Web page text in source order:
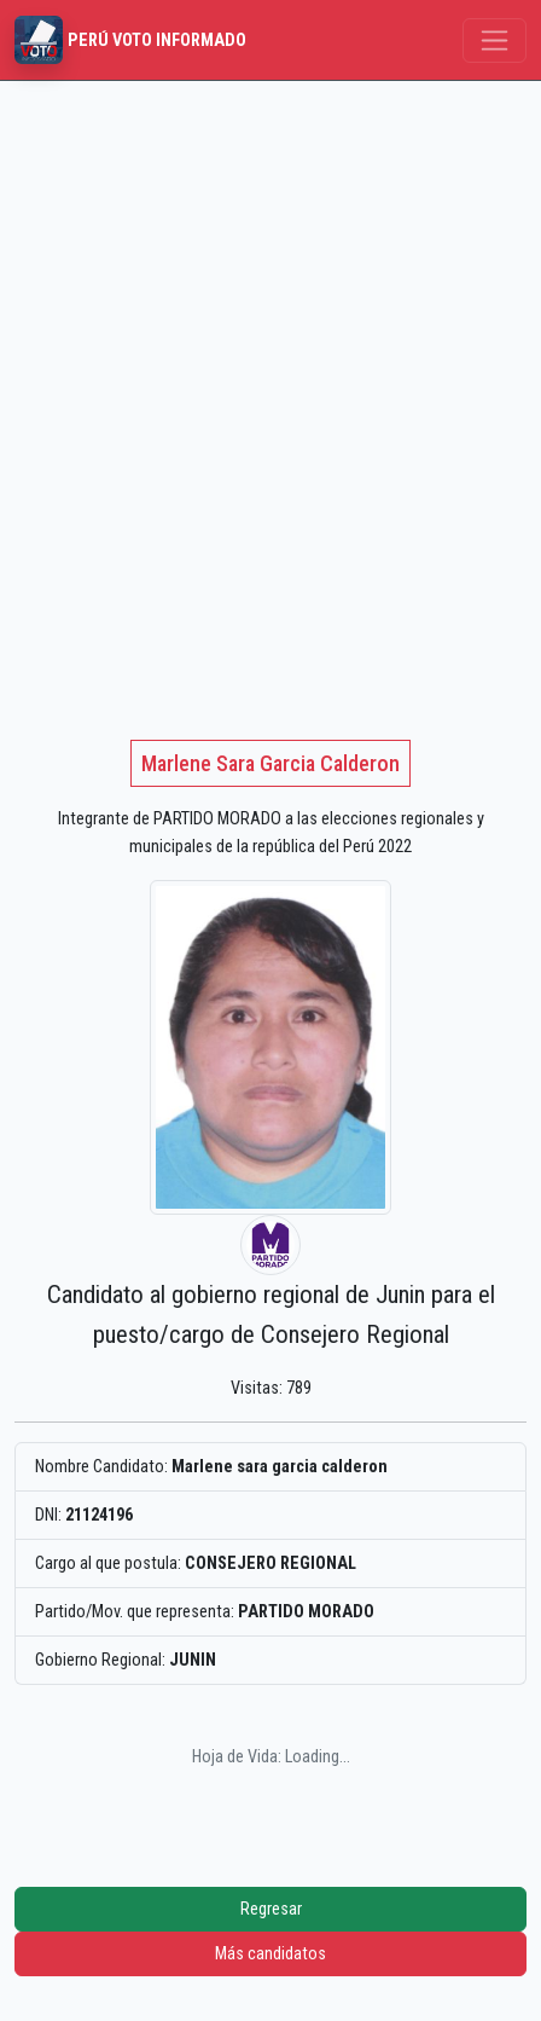
PERÚ VOTO INFORMADO
Marlene Sara Garcia Calderon
Integrante de PARTIDO MORADO a las elecciones regionales y
municipales de la república del Perú 2022
Candidato al gobierno regional de Junin para el
puesto/cargo de Consejero Regional
Visitas: 789
Nombre Candidato: Marlene sara garcia calderon
DNI: 21124196
Cargo al que postula: CONSEJERO REGIONAL
Partido/Mov. que representa: PARTIDO MORADO
Gobierno Regional: JUNIN
Hoja de Vida: Loading...
Regresar
Más candidatos